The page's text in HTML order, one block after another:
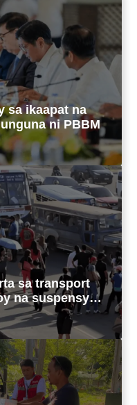
sa ikaapat na
ni PBBM
sa transport
na suspensyon